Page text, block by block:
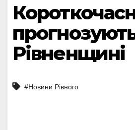
Рівненщині
#Новини Рівного